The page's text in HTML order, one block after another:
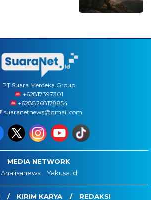
PT Suara Merdeka Group
‪+62817397301
+6288268178854
suaranetnews@gmail.com
MEDIA NETWORK
Analisanews
Yakusa.id
KIRIM KARYA REDAKSI